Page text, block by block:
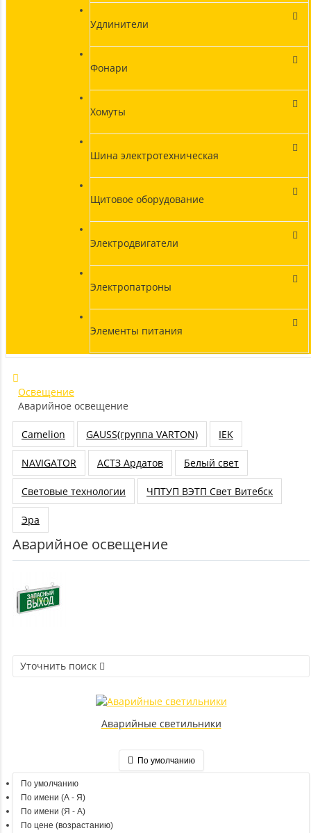
Удлинители
Фонари
Хомуты
Шина электротехническая
Щитовое оборудование
Электродвигатели
Электропатроны
Элементы питания
Освещение
Аварийное освещение
Camelion GAUSS(группа VARTON) IEK
NAVIGATOR АСТЗ Ардатов Белый свет
Световые технологии ЧПТУП ВЭТП Свет Витебск
Эра
Аварийное освещение
Уточнить поиск
Аварийные светильники
По умолчанию
По умолчанию
По имени (A - Я)
По имени (Я - A)
По цене (возрастанию)